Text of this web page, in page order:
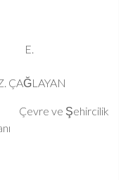
Çevre ve Şehircilik
Bakanı